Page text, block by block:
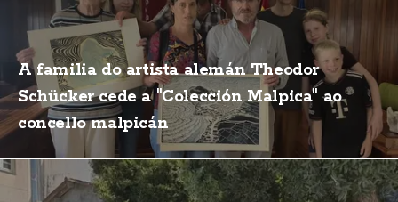
A familia do artista alemán Theodor
Schücker cede a "Colección Malpica" ao
concello malpicán